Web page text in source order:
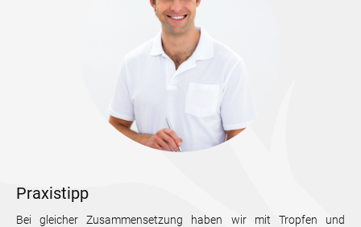
Praxistipp
Bei gleicher Zusammensetzung haben wir mit Tropfen und